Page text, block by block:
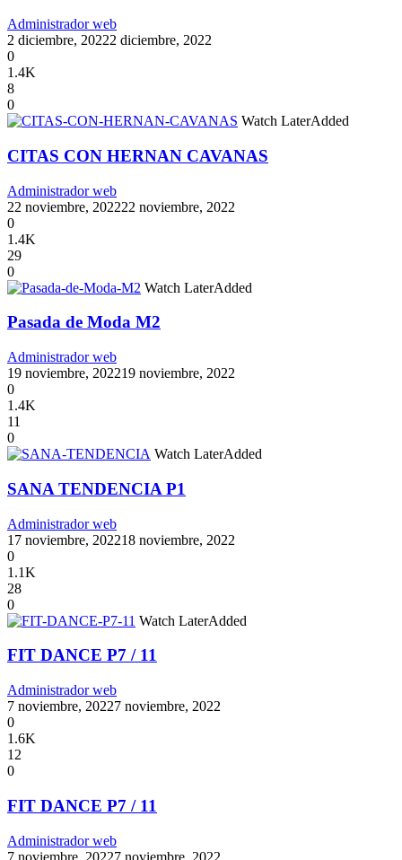
Administrador web
2 diciembre, 20222 diciembre, 2022
0
1.4K
8
0
Watch LaterAdded
CITAS CON HERNAN CAVANAS
Administrador web
22 noviembre, 202222 noviembre, 2022
0
1.4K
29
0
Watch LaterAdded
Pasada de Moda M2
Administrador web
19 noviembre, 202219 noviembre, 2022
0
1.4K
11
0
Watch LaterAdded
SANA TENDENCIA P1
Administrador web
17 noviembre, 202218 noviembre, 2022
0
1.1K
28
0
Watch LaterAdded
FIT DANCE P7 / 11
Administrador web
7 noviembre, 20227 noviembre, 2022
0
1.6K
12
0
FIT DANCE P7 / 11
Administrador web
7 noviembre, 20227 noviembre, 2022